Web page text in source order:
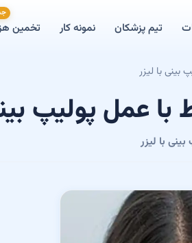
تیم پزشکان نمونه کار تخمین
بینی با لیزر
با عمل پولیپ
با لیزر